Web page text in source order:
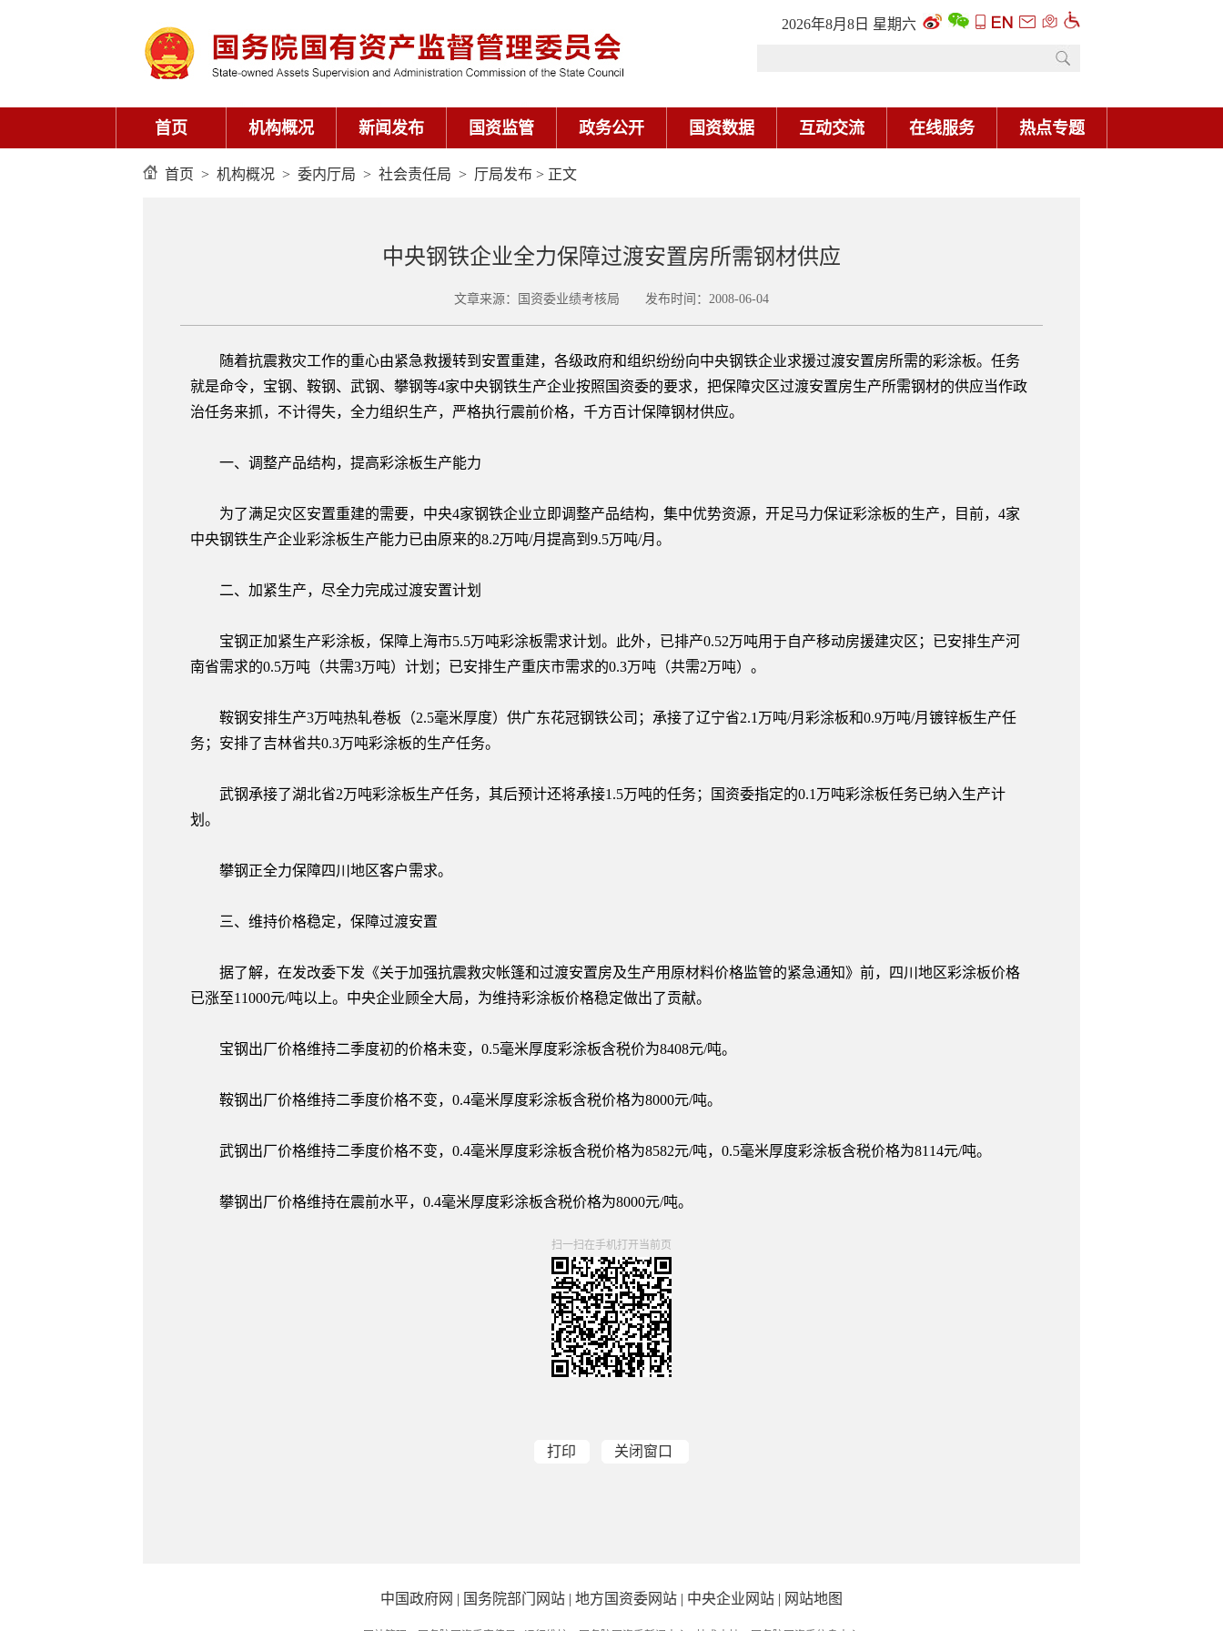
2026年8月8日 星期六
首页 机构概况 新闻发布 国资监管 政务公开 国资数据 互动交流 在线服务 热点专题
首页 > 机构概况 > 委内厅局 > 社会责任局 > 厅局发布 > 正文
中央钢铁企业全力保障过渡安置房所需钢材供应
文章来源：国资委业绩考核局 发布时间：2008-06-04
随着抗震救灾工作的重心由紧急救援转到安置重建，各级政府和组织纷纷向中央钢铁企业求援过渡安置房所需的彩涂板。任务
就是命令，宝钢、鞍钢、武钢、攀钢等4家中央钢铁生产企业按照国资委的要求，把保障灾区过渡安置房生产所需钢材的供应当作政
治任务来抓，不计得失，全力组织生产，严格执行震前价格，千方百计保障钢材供应。
一、调整产品结构，提高彩涂板生产能力
为了满足灾区安置重建的需要，中央4家钢铁企业立即调整产品结构，集中优势资源，开足马力保证彩涂板的生产，目前，4家
中央钢铁生产企业彩涂板生产能力已由原来的8.2万吨/月提高到9.5万吨/月。
二、加紧生产，尽全力完成过渡安置计划
宝钢正加紧生产彩涂板，保障上海市5.5万吨彩涂板需求计划。此外，已排产0.52万吨用于自产移动房援建灾区；已安排生产河
南省需求的0.5万吨（共需3万吨）计划；已安排生产重庆市需求的0.3万吨（共需2万吨）。
鞍钢安排生产3万吨热轧卷板（2.5毫米厚度）供广东花冠钢铁公司；承接了辽宁省2.1万吨/月彩涂板和0.9万吨/月镀锌板生产任
务；安排了吉林省共0.3万吨彩涂板的生产任务。
武钢承接了湖北省2万吨彩涂板生产任务，其后预计还将承接1.5万吨的任务；国资委指定的0.1万吨彩涂板任务已纳入生产计
划。
攀钢正全力保障四川地区客户需求。
三、维持价格稳定，保障过渡安置
据了解，在发改委下发《关于加强抗震救灾帐篷和过渡安置房及生产用原材料价格监管的紧急通知》前，四川地区彩涂板价格
已涨至11000元/吨以上。中央企业顾全大局，为维持彩涂板价格稳定做出了贡献。
宝钢出厂价格维持二季度初的价格未变，0.5毫米厚度彩涂板含税价为8408元/吨。
鞍钢出厂价格维持二季度价格不变，0.4毫米厚度彩涂板含税价格为8000元/吨。
武钢出厂价格维持二季度价格不变，0.4毫米厚度彩涂板含税价格为8582元/吨，0.5毫米厚度彩涂板含税价格为8114元/吨。
攀钢出厂价格维持在震前水平，0.4毫米厚度彩涂板含税价格为8000元/吨。
扫一扫在手机打开当前页
打印 关闭窗口